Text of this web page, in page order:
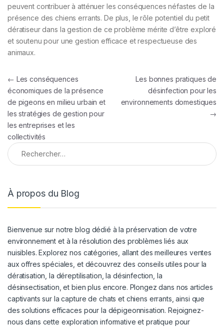
peuvent contribuer à atténuer les conséquences néfastes de la
présence des chiens errants. De plus, le rôle potentiel du petit
dératiseur dans la gestion de ce problème mérite d’être exploré
et soutenu pour une gestion efficace et respectueuse des
animaux.
Navigation de l’article
← Les conséquences
économiques de la présence
de pigeons en milieu urbain et
les stratégies de gestion pour
les entreprises et les
collectivités
Les bonnes pratiques de
désinfection pour les
environnements domestiques
→
Rechercher :
À propos du Blog
Bienvenue sur notre blog dédié à la préservation de votre
environnement et à la résolution des problèmes liés aux
nuisibles. Explorez nos catégories, allant des meilleures ventes
aux offres spéciales, et découvrez des conseils utiles pour la
dératisation, la déreptilisation, la désinfection, la
désinsectisation, et bien plus encore. Plongez dans nos articles
captivants sur la capture de chats et chiens errants, ainsi que
des solutions efficaces pour la dépigeonnisation. Rejoignez-
nous dans cette exploration informative et pratique pour